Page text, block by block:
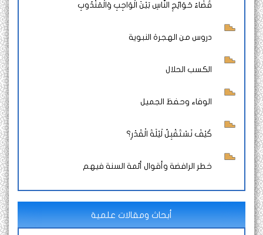
قَضَاءُ حَوَائِجِ النَّاسِ بَيْنَ الْوَاجِبِ وَالْمَنْدُوبِ
دروس من الهجرة النبوية
الكسب الحلال
الوفاء وحفظ الجميل
كَيْفَ نَسْتَقْبِلُ لَيْلَةَ الْقَدْرِ؟
خطر الرافضة وأقوال أئمة السنة فيهم
أبحاث ومقالات علمية